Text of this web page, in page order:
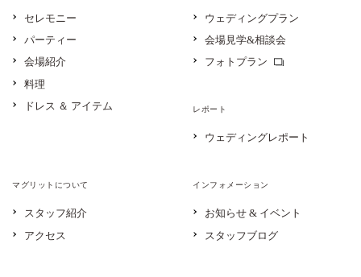
セレモニー
パーティー
会場紹介
料理
ドレス ＆ アイテム
ウェディングプラン
会場見学&相談会
フォトプラン
レポート
ウェディングレポート
マグリットについて
スタッフ紹介
アクセス
インフォメーション
お知らせ & イベント
スタッフブログ